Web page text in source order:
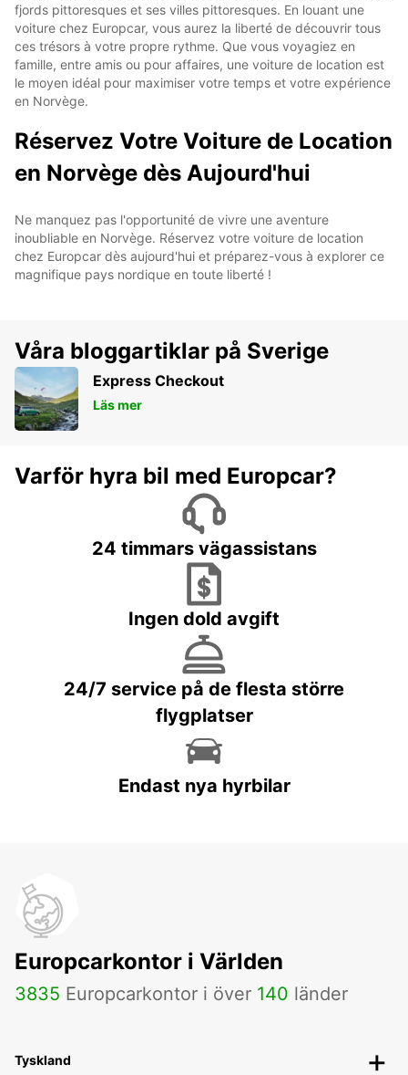
fjords pittoresques et ses villes pittoresques. En louant une
voiture chez Europcar, vous aurez la liberté de découvrir tous
ces trésors à votre propre rythme. Que vous voyagiez en
famille, entre amis ou pour affaires, une voiture de location est
le moyen idéal pour maximiser votre temps et votre expérience
en Norvège.
Réservez Votre Voiture de Location
en Norvège dès Aujourd'hui
Ne manquez pas l'opportunité de vivre une aventure
inoubliable en Norvège. Réservez votre voiture de location
chez Europcar dès aujourd'hui et préparez-vous à explorer ce
magnifique pays nordique en toute liberté !
Våra bloggartiklar på Sverige
Express Checkout
Läs mer
Varför hyra bil med Europcar?
24 timmars vägassistans
Ingen dold avgift
24/7 service på de flesta större
flygplatser
Endast nya hyrbilar
Europcarkontor i Världen
3835 Europcarkontor i över 140 länder
Tyskland